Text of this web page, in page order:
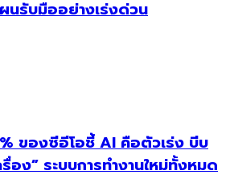
นรับมืออย่างเร่งด่วน
ของซีอีโอชี้ AI คือตัวเร่ง บีบ
ง” ระบบการทำงานใหม่ทั้งหมด